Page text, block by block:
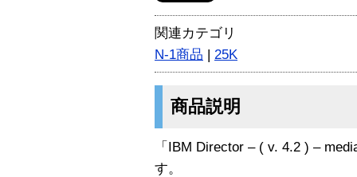
関連カテゴリ
N-1商品 | 25K
商品説明
「IBM Director – ( v. 4.2 ) –
す。